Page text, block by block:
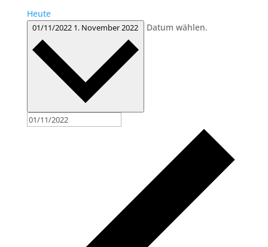
Heute
01/11/2022 1. November 2022 Datum wählen.